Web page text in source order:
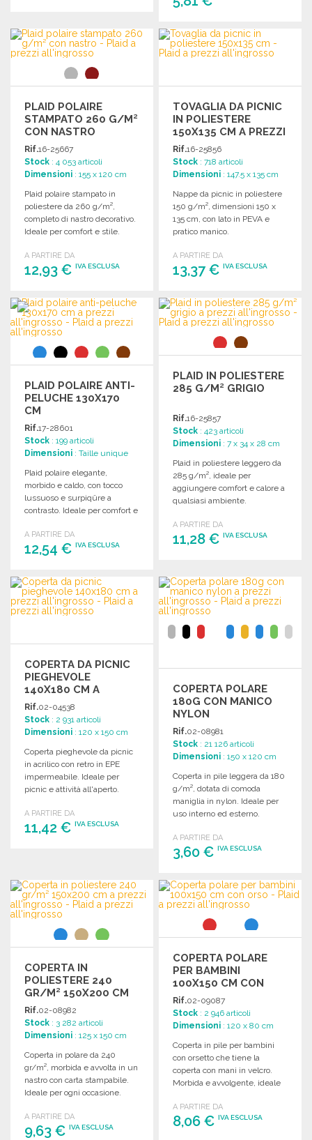
Richiedi un preventivo
ORDINARE
Richiedi un preventivo
PLAID POLAIRE
STAMPATO 260 G/M²
CON NASTRO
Rif.16-25667
Stock : 4 053 articoli
Dimensioni : 155 x 120 cm
Plaid polaire stampato in
poliestere da 260 g/m²,
completo di nastro decorativo.
Ideale per comfort e stile.
A PARTIRE DA
12,93 € IVA ESCLUSA
ORDINARE
Richiedi un preventivo
TOVAGLIA DA PICNIC
IN POLIESTERE
150X135 CM A PREZZI
ALL'INGROSSO
Rif.16-25856
Stock : 718 articoli
Dimensioni : 147.5 x 135 cm
Nappe da picnic in poliestere
150 g/m², dimensioni 150 x
135 cm, con lato in PEVA e
pratico manico.
A PARTIRE DA
13,37 €IVA ESCLUSA
ORDINARE
Richiedi un preventivo
PLAID POLAIRE ANTI-
PELUCHE 130X170
CM
Rif.17-28601
Stock : 199 articoli
Dimensioni : Taille unique
Plaid polaire elegante,
morbido e caldo, con tocco
lussuoso e surpiqûre a
contrasto. Ideale per comfort e
A PARTIRE DA
12,54 € IVA ESCLUSA
ORDINARE
Richiedi un preventivo
PLAID IN POLIESTERE
285 G/M² GRIGIO
Rif.16-25857
Stock : 423 articoli
Dimensioni : 7 x 34 x 28 cm
Plaid in poliestere leggero da
285 g/m², ideale per
aggiungere comfort e calore a
qualsiasi ambiente.
A PARTIRE DA
11,28 €IVA ESCLUSA
Richiedi un preventivo
COPERTA DA PICNIC
PIEGHEVOLE
140X180 CM A
PREZZI
ALL'INGROSSO
Rif.02-04538
Stock : 2 931 articoli
Dimensioni : 120 x 150 cm
Coperta pieghevole da picnic
in acrilico con retro in EPE
impermeabile. Ideale per
picnic e attività all'aperto.
A PARTIRE DA
11,42 € IVA ESCLUSA
Richiedi un preventivo
COPERTA POLARE
180G CON MANICO
NYLON
Rif.02-08981
Stock : 21 126 articoli
Dimensioni : 150 x 120 cm
Coperta in pile leggera da 180
g/m², dotata di comoda
maniglia in nylon. Ideale per
uso interno ed esterno.
A PARTIRE DA
3,60 €IVA ESCLUSA
ORDINARE
Richiedi un preventivo
COPERTA IN
POLIESTERE 240
GR/M² 150X200 CM
Rif.02-08982
Stock : 3 282 articoli
Dimensioni : 125 x 150 cm
Coperta in polare da 240
gr/m², morbida e avvolta in un
nastro con carta stampabile.
Ideale per ogni occasione.
A PARTIRE DA
9,63 € IVA ESCLUSA
COPERTA POLARE
PER BAMBINI
100X150 CM CON
ORSO
Rif.02-09087
Stock : 2 946 articoli
Dimensioni : 120 x 80 cm
Coperta in pile per bambini
con orsetto che tiene la
coperta con mani in velcro.
Morbida e avvolgente, ideale
A PARTIRE DA
8,06 €IVA ESCLUSA